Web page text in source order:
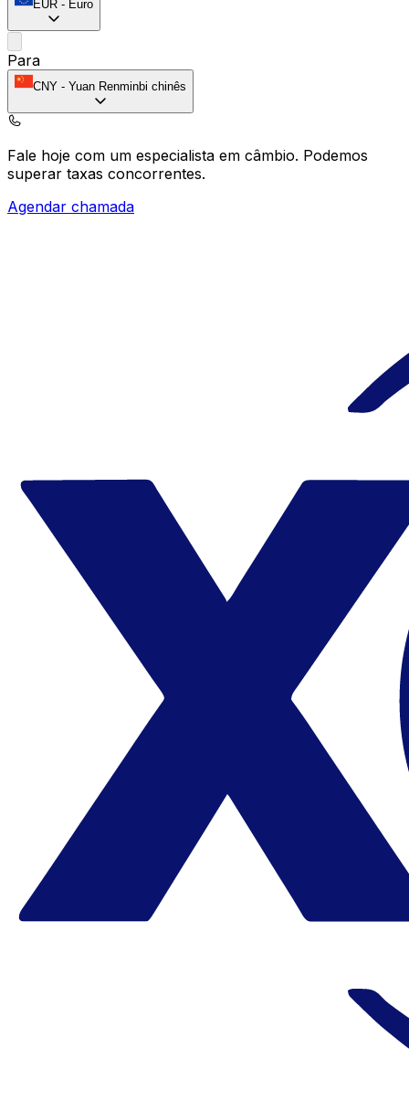
EUR - Euro
Para
CNY - Yuan Renminbi chinês
Fale hoje com um especialista em câmbio. Podemos
superar taxas concorrentes.
Agendar chamada